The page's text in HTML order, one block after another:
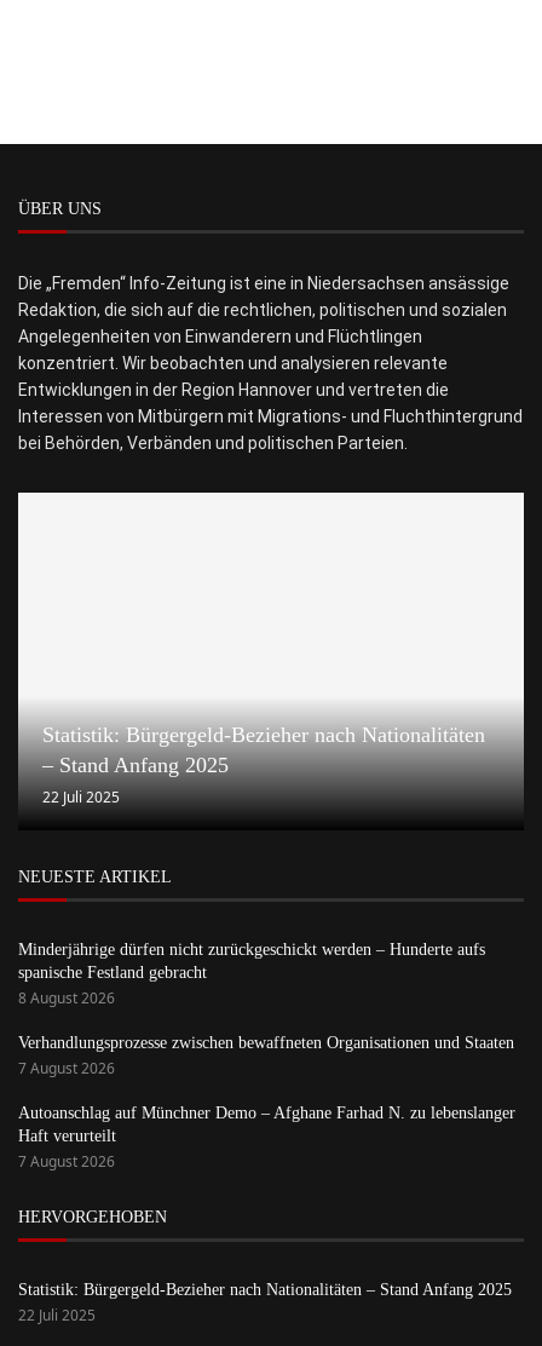
ÜBER UNS
Die „Fremden“ Info-Zeitung ist eine in Niedersachsen ansässige
Redaktion, die sich auf die rechtlichen, politischen und sozialen
Angelegenheiten von Einwanderern und Flüchtlingen
konzentriert. Wir beobachten und analysieren relevante
Entwicklungen in der Region Hannover und vertreten die
Interessen von Mitbürgern mit Migrations- und Fluchthintergrund
bei Behörden, Verbänden und politischen Parteien.
Statistik: Bürgergeld-Bezieher nach Nationalitäten
– Stand Anfang 2025
22 Juli 2025
NEUESTE ARTIKEL
Minderjährige dürfen nicht zurückgeschickt werden – Hunderte aufs
spanische Festland gebracht
8 August 2026
Verhandlungsprozesse zwischen bewaffneten Organisationen und Staaten
7 August 2026
Autoanschlag auf Münchner Demo – Afghane Farhad N. zu lebenslanger
Haft verurteilt
7 August 2026
HERVORGEHOBEN
Statistik: Bürgergeld-Bezieher nach Nationalitäten – Stand Anfang 2025
22 Juli 2025